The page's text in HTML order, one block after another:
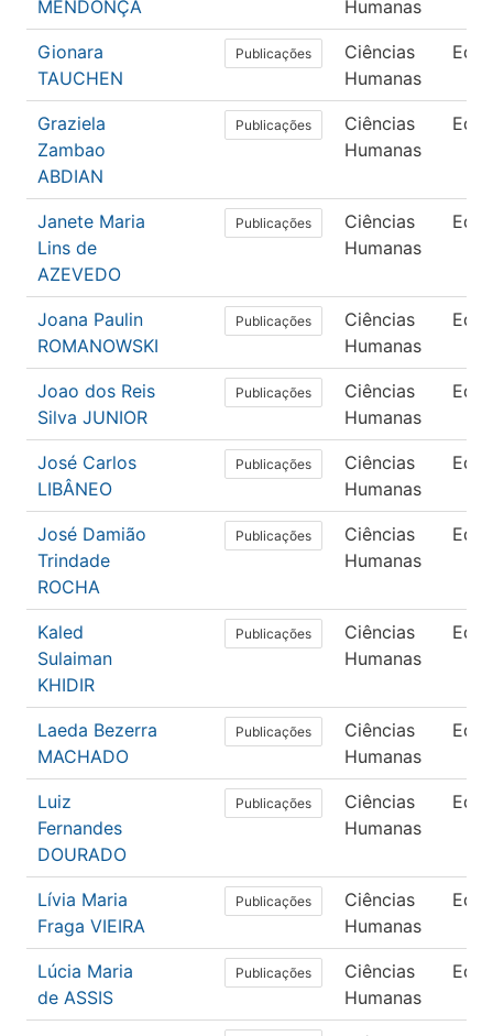
MENDONÇA
Humanas
Gionara
TAUCHEN
Publicações
Ciências
Humanas
Graziela
Zambao
ABDIAN
Publicações
Ciências
Humanas
Janete Maria
Lins de
AZEVEDO
Publicações
Ciências
Humanas
Joana Paulin
ROMANOWSKI
Publicações
Ciências
Humanas
Joao dos Reis
Silva JUNIOR
Publicações
Ciências
Humanas
José Carlos
LIBÂNEO
Publicações
Ciências
Humanas
José Damião
Trindade
ROCHA
Publicações
Ciências
Humanas
Kaled
Sulaiman
KHIDIR
Publicações
Ciências
Humanas
Laeda Bezerra
MACHADO
Publicações
Ciências
Humanas
Luiz
Fernandes
DOURADO
Publicações
Ciências
Humanas
Lívia Maria
Fraga VIEIRA
Publicações
Ciências
Humanas
Lúcia Maria
de ASSIS
Publicações
Ciências
Humanas